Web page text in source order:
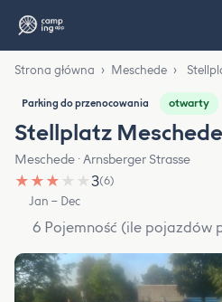
Strona główna › Meschede ›
Parking do przenocowania otwarty
Stellplatz Meschede
Meschede · Arnsberger Strasse
★ ★ ★ ★ ★3(6)
Jan – Dec
6 Pojemność (ile pojazdów